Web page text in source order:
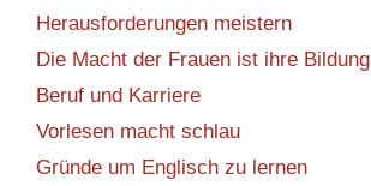
Herausforderungen meistern
Die Macht der Frauen ist ihre Bildung
Beruf und Karriere
Vorlesen macht schlau
Gründe um Englisch zu lernen